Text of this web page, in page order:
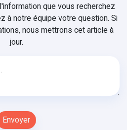
que vous recherchez
à notre équipe votre question. Si
nous mettrons cet article à
jour.